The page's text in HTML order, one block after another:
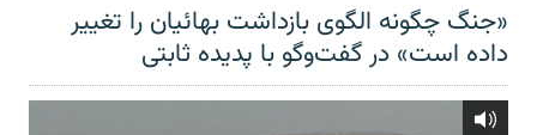
«جنگ چگونه الگوی بازداشت بهائیان را تغییر
داده است» در گفت‌وگو با پدیده ثابتی